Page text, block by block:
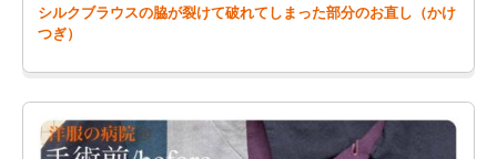
シルクブラウスの脇が裂けて破れてしまった部分のお直し（かけ
つぎ）